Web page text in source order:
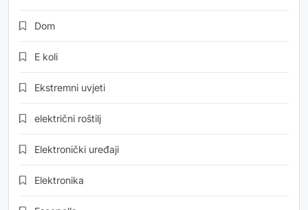
Dom
E koli
Ekstremni uvjeti
električni roštilj
Elektronički uređaji
Elektronika